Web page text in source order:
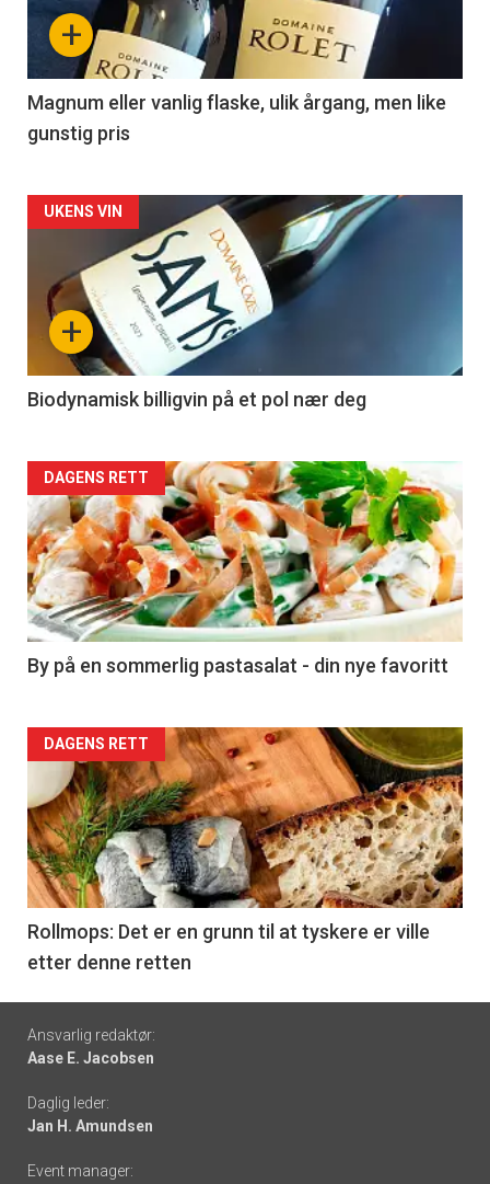
nå
3
+
Magnum eller vanlig flaske, ulik årgang, men like
gunstig pris
Forsiden
akkurat
nå
4
+
UKENS VIN
Biodynamisk billigvin på et pol nær deg
Forsiden
akkurat
nå
-
5
DAGENS RETT
By på en sommerlig pastasalat - din nye favoritt
Forsiden
akkurat
nå
-
6
DAGENS RETT
Rollmops: Det er en grunn til at tyskere er ville
etter denne retten
Footer
-
links
Ansvarlig redaktør:
Aase E. Jacobsen
Daglig leder:
Jan H. Amundsen
Event manager: